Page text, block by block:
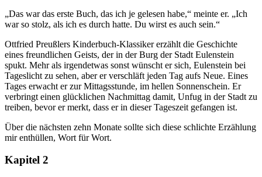
„Das war das erste Buch, das ich je gelesen habe,“ meinte er. „Ich
war so stolz, als ich es durch hatte. Du wirst es auch sein.“
Ottfried Preußlers Kinderbuch-Klassiker erzählt die Geschichte
eines freundlichen Geists, der in der Burg der Stadt Eulenstein
spukt. Mehr als irgendetwas sonst wünscht er sich, Eulenstein bei
Tageslicht zu sehen, aber er verschläft jeden Tag aufs Neue. Eines
Tages erwacht er zur Mittagsstunde, im hellen Sonnenschein. Er
verbringt einen glücklichen Nachmittag damit, Unfug in der Stadt zu
treiben, bevor er merkt, dass er in dieser Tageszeit gefangen ist.
Über die nächsten zehn Monate sollte sich diese schlichte Erzählung
mir enthüllen, Wort für Wort.
Kapitel 2